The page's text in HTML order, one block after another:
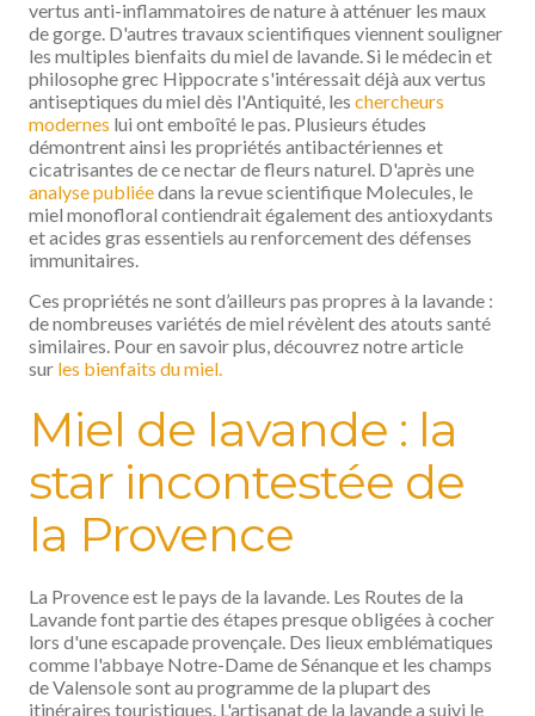
vertus anti-inflammatoires de nature à atténuer les maux
de gorge. D'autres travaux scientifiques viennent souligner
les multiples bienfaits du miel de lavande. Si le médecin et
philosophe grec Hippocrate s'intéressait déjà aux vertus
antiseptiques du miel dès l'Antiquité, les chercheurs
modernes lui ont emboîté le pas. Plusieurs études
démontrent ainsi les propriétés antibactériennes et
cicatrisantes de ce nectar de fleurs naturel. D'après une
analyse publiéedans la revue scientifique Molecules, le
miel monofloral contiendrait également des antioxydants
et acides gras essentiels au renforcement des défenses
immunitaires.
Ces propriétés ne sont d’ailleurs pas propres à la lavande :
de nombreuses variétés de miel révèlent des atouts santé
similaires. Pour en savoir plus, découvrez notre article
sur les bienfaits du miel.
Miel de lavande : la
star incontestée de
la Provence
La Provence est le pays de la lavande. Les Routes de la
Lavande font partie des étapes presque obligées à cocher
lors d'une escapade provençale. Des lieux emblématiques
comme l'abbaye Notre-Dame de Sénanque et les champs
de Valensole sont au programme de la plupart des
itinéraires touristiques. L'artisanat de la lavande a suivi le